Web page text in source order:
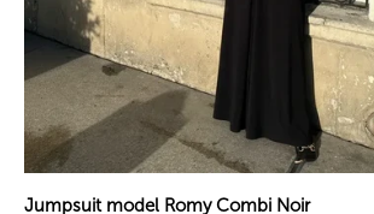
Jumpsuit model Romy Combi Noir